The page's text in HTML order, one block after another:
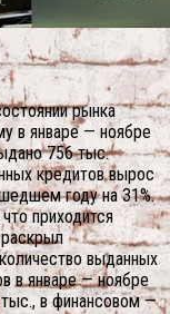
рынка
в январе — ноябре
756 тыс.
кредитов вырос
году на 31%.
приходится
выданных
в январе — ноябре
в финансовом —